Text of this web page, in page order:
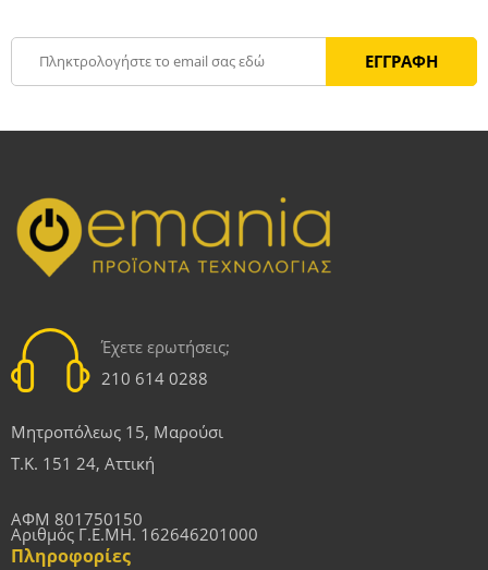
Έχετε ερωτήσεις;
210 614 0288
Μητροπόλεως 15, Μαρούσι
Τ.Κ. 151 24, Αττική
ΑΦΜ 801750150
Αριθμός Γ.Ε.ΜΗ. 162646201000
Πληροφορίες